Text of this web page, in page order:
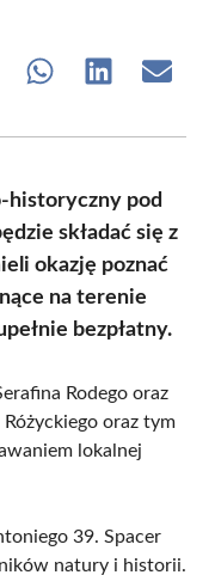
Share Share Share
historyczny pod
składać się z
okazję poznać
na terenie
bezpłatny.
Rodego oraz
oraz tym
lokalnej
39. Spacer
natury i historii.